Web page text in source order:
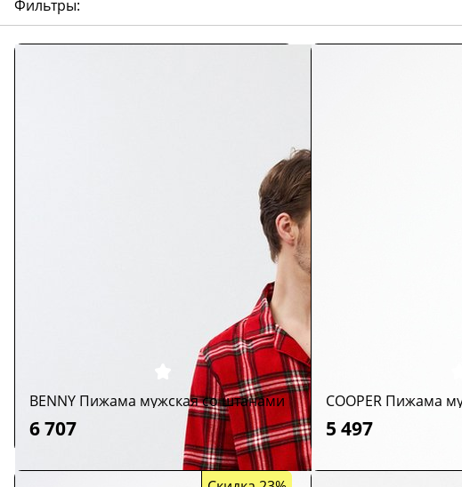
Фильтры:
BENNY Пижама мужская со штанами
6 707
COOPER Пижама
5 497